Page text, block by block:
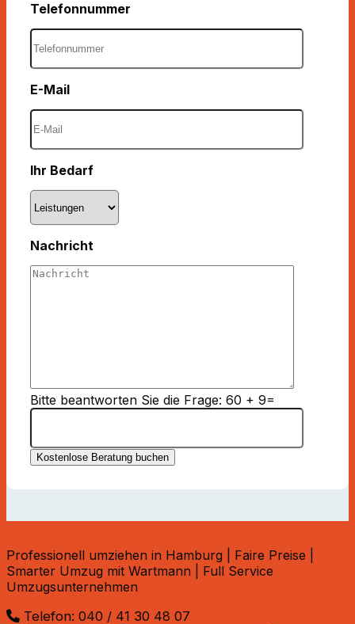
Telefonnummer
E-Mail
Ihr Bedarf
Nachricht
Bitte beantworten Sie die Frage: 60 + 9=
Professionell umziehen in Hamburg | Faire Preise |
Smarter Umzug mit Wartmann | Full Service
Umzugsunternehmen
Telefon: 040 / 41 30 48 07